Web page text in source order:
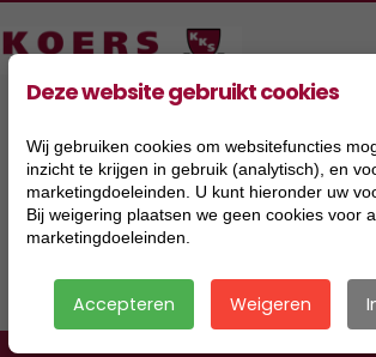
Deze website gebruikt cookies
Wij gebruiken cookies om websitefuncties
inzicht te krijgen in gebruik (analytisch), en
marketingdoeleinden. U kunt hieronder uw
Bij weigering plaatsen we geen cookies voor
marketingdoeleinden.
Accepteren Weigeren